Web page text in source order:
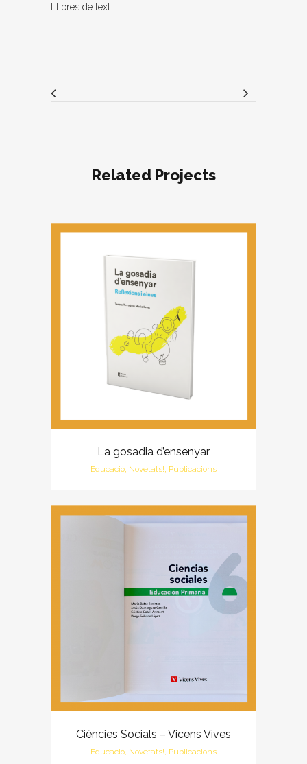
Llibres de text
Related Projects
La gosadia d’ensenyar
Educació, Novetats!, Publicacions
Ciències Socials – Vicens Vives
Educació, Novetats!, Publicacions